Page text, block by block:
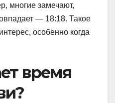
многие замечают,
— 18:18. Такое
особенно когда
время